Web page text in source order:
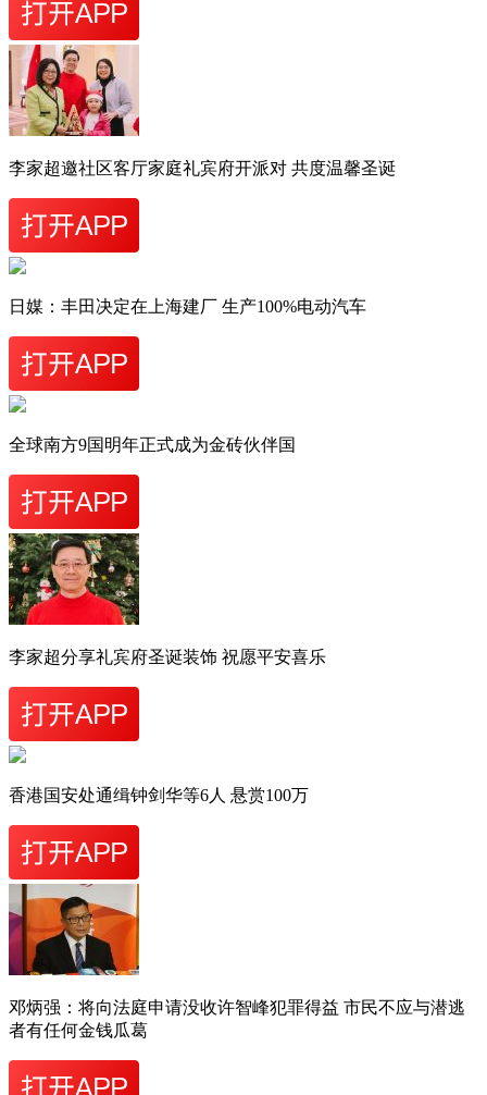
李家超邀社区客厅家庭礼宾府开派对 共度温馨圣诞
日媒：丰田决定在上海建厂 生产100%电动汽车
全球南方9国明年正式成为金砖伙伴国
李家超分享礼宾府圣诞装饰 祝愿平安喜乐
香港国安处通缉钟剑华等6人 悬赏100万
邓炳强：将向法庭申请没收许智峰犯罪得益 市民不应与潜逃
者有任何金钱瓜葛